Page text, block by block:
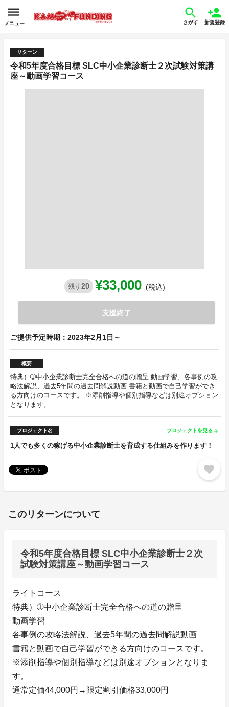
メニュー さがす 新規登録
リターン
令和5年度合格目標 SLC中小企業診断士２次試験対策講
座～動画学習コース
残り 20 ¥33,000 (税込)
支援終了
ご提供予定時期：2023年2月1日～
概要
特典）➀中小企業診断士完全合格への道の贈呈 動画学習、各事例の攻
略法解説、過去5年間の過去問解説動画 書籍と動画で自己学習ができ
る方向けのコースです。 ※添削指導や個別指導などは別途オプション
となります。
プロジェクト名 プロジェクトを見る arrow_forward
1人でも多くの稼げる中小企業診断士を育成する仕組みを作ります！
favorite
このリターンについて
令和5年度合格目標 SLC中小企業診断士２次
試験対策講座～動画学習コース
ライトコース
特典）➀中小企業診断士完全合格への道の贈呈
動画学習
各事例の攻略法解説、過去5年間の過去問解説動画
書籍と動画で自己学習ができる方向けのコースです。
※添削指導や個別指導などは別途オプションとなりま
す。
通常定価44,000円→限定割引価格33,000円